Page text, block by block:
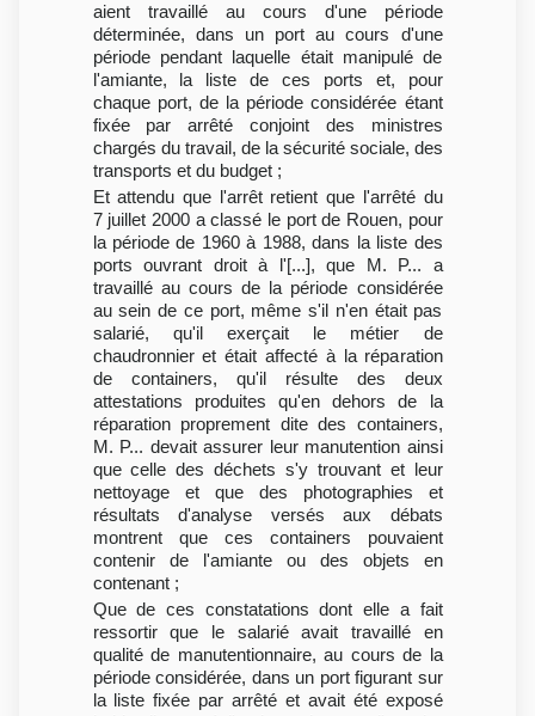
aient travaillé au cours d'une période
déterminée, dans un port au cours d'une
période pendant laquelle était manipulé de
l'amiante, la liste de ces ports et, pour
chaque port, de la période considérée étant
fixée par arrêté conjoint des ministres
chargés du travail, de la sécurité sociale, des
transports et du budget ;
Et attendu que l'arrêt retient que l'arrêté du
7 juillet 2000 a classé le port de Rouen, pour
la période de 1960 à 1988, dans la liste des
ports ouvrant droit à l'[...], que M. P... a
travaillé au cours de la période considérée
au sein de ce port, même s'il n'en était pas
salarié, qu'il exerçait le métier de
chaudronnier et était affecté à la réparation
de containers, qu'il résulte des deux
attestations produites qu'en dehors de la
réparation proprement dite des containers,
M. P... devait assurer leur manutention ainsi
que celle des déchets s'y trouvant et leur
nettoyage et que des photographies et
résultats d'analyse versés aux débats
montrent que ces containers pouvaient
contenir de l'amiante ou des objets en
contenant ;
Que de ces constatations dont elle a fait
ressortir que le salarié avait travaillé en
qualité de manutentionnaire, au cours de la
période considérée, dans un port figurant sur
la liste fixée par arrêté et avait été exposé